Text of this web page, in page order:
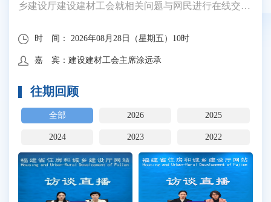
乡建设厅建设建材工会就相关问题与网民进行在线交
时 间： 2026年08月28日（星期五）10时
嘉 宾：建设建材工会主席涂远承
往期回顾
全部 2026 2025
2024 2023 2022